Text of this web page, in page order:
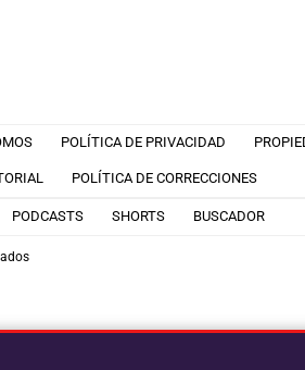
POLÍTICA DE PRIVACIDAD
POLÍTICA DE CORRECCIONES
PODCASTS SHORTS BUSCADOR